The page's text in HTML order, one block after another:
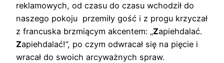
reklamowych, od czasu do czasu wchodził do
naszego pokoju przemiły gość i z progu krzyczał
z francuska brzmiącym akcentem: „Zapiehdalać.
Zapiehdalać!”, po czym odwracał się na pięcie i
wracał do swoich arcyważnych spraw.